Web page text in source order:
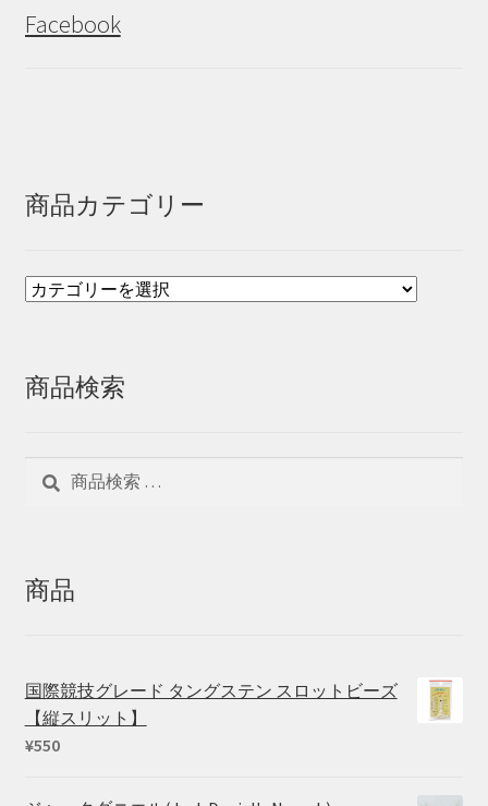
Facebook
商品カテゴリー
商品検索
商品
国際競技グレード タングステン スロットビーズ
【縦スリット】
¥550